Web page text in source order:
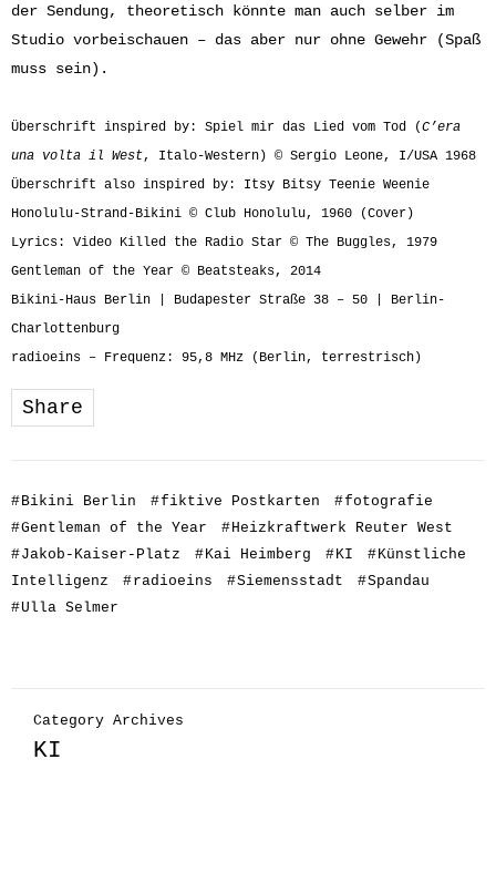
der Sendung, theoretisch könnte man auch selber im
Studio vorbeischauen – das aber nur ohne Gewehr (Spaß
muss sein).
Überschrift inspired by: Spiel mir das Lied vom Tod (C’era
una volta il West, Italo-Western) © Sergio Leone, I/USA 1968
Überschrift also inspired by: Itsy Bitsy Teenie Weenie
Honolulu-Strand-Bikini © Club Honolulu, 1960 (Cover)
Lyrics: Video Killed the Radio Star © The Buggles, 1979
Gentleman of the Year © Beatsteaks, 2014
Bikini-Haus Berlin | Budapester Straße 38 – 50 | Berlin-
Charlottenburg
radioeins – Frequenz: 95,8 MHz (Berlin, terrestrisch)
Share
# Bikini Berlin #fiktive Postkarten #fotografie
#Gentleman of the Year # Heizkraftwerk Reuter West
#Jakob-Kaiser-Platz # Kai Heimberg # KI # Künstliche
Intelligenz
#radioeins #Siemensstadt #Spandau
#Ulla Selmer
Category Archives
KI